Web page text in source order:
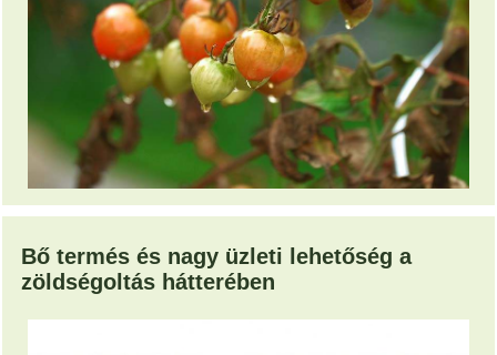
Bő termés és nagy üzleti lehetőség a
zöldségoltás hátterében